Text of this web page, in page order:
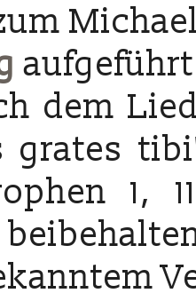
aufgeführt
dem
grates
1,